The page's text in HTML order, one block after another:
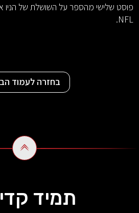
פוסט שלישי מהספר על השושלת של הניו
NFL.
בחזרה לעמוד
תמיד